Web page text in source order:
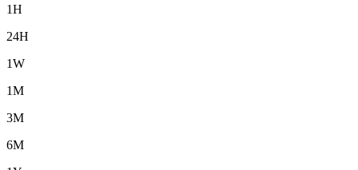
1H
24H
1W
1M
3M
6M